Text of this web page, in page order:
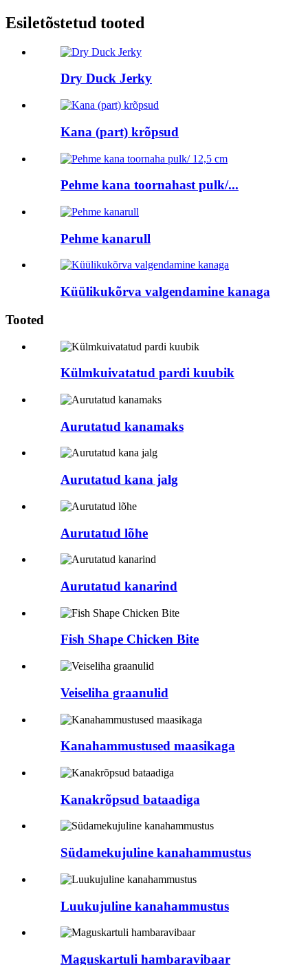
Esiletõstetud tooted
Dry Duck Jerky
Kana (part) krõpsud
Pehme kana toornahast pulk/...
Pehme kanarull
Küülikukõrva valgendamine kanaga
Tooted
Külmkuivatatud pardi kuubik
Aurutatud kanamaks
Aurutatud kana jalg
Aurutatud lõhe
Aurutatud kanarind
Fish Shape Chicken Bite
Veiseliha graanulid
Kanahammustused maasikaga
Kanakrõpsud bataadiga
Südamekujuline kanahammustus
Luukujuline kanahammustus
Maguskartuli hambaravibaar